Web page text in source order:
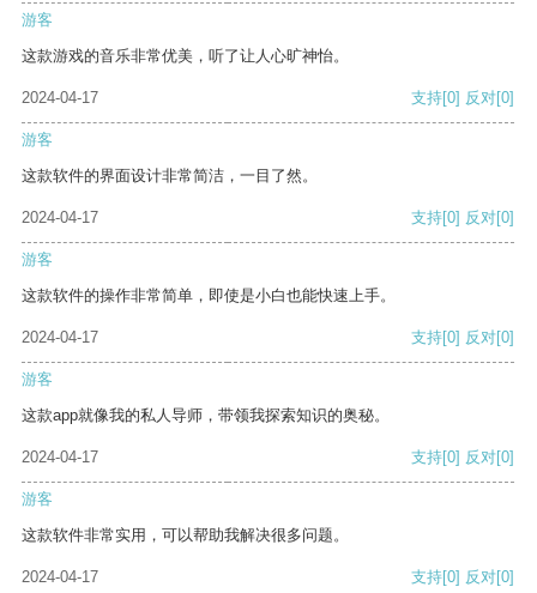
游客
这款游戏的音乐非常优美，听了让人心旷神怡。
2024-04-17 支持[0] 反对[0]
游客
这款软件的界面设计非常简洁，一目了然。
2024-04-17 支持[0] 反对[0]
游客
这款软件的操作非常简单，即使是小白也能快速上手。
2024-04-17 支持[0] 反对[0]
游客
这款app就像我的私人导师，带领我探索知识的奥秘。
2024-04-17 支持[0] 反对[0]
游客
这款软件非常实用，可以帮助我解决很多问题。
2024-04-17 支持[0] 反对[0]